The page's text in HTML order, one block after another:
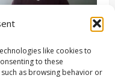
like cookies to
to these
as browsing behavior or
JUAN PATRICIO